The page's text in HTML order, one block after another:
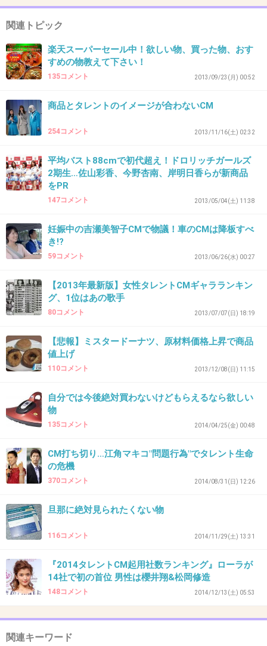
39. 匿名2015/02/22(日) 21:53:23
江角マキコは高校生の時からアルソアしか使わ
る
-3
40. 匿名2015/02/22(日) 21:53:29
皇潤の八千草薫さん
+255 -18
十年前かな
大学時代友達がツーカーの携帯使ってたんだけ
ど
サービス停止のお知らせみたいなのが来て
あゆ絶対ツーカー使ってないよ！
42. 匿名2015/02/22(日) 21:53:50
松たか子の食パンのCM。
43. 匿名2015/02/22(日) 21:53:53
使ってるわけないじゃん。
と。
関連トピック
楽天スーパーセール中！欲しい物、買った物、おす
すめの物教えて下さい！
135コメント 2013/09/23(月) 00:52
商品とタレントのイメージが合わないCM
254コメント 2013/11/16(土) 02:32
平均バスト88cmで初代超え！ドロリッチガールズ
2期生…佐山彩香、今野杏南、岸明日香らが新商品
をPR
147コメント 2013/05/04(土) 11:38
妊娠中の吉瀬美智子CMで物議！車のCMは降板すべ
き!?
59コメント 2013/06/26(水) 00:27
【2013年最新版】女性タレントCMギャラランキン
グ、1位はあの歌手
80コメント 2013/07/07(日) 18:19
【悲報】ミスタードーナツ、原材料価格上昇で商品
値上げ
110コメント 2013/12/08(日) 11:15
自分では今後絶対買わないけどもらえるなら欲しい
物
135コメント 2014/04/25(金) 00:48
CM打ち切り…江角マキコ"問題行為"でタレント生命
の危機
370コメント 2014/08/31(日) 12:26
旦那に絶対見られたくない物
116コメント 2014/11/29(土) 13:31
『2014タレントCM起用社数ランキング』ローラが
14社で初の首位 男性は櫻井翔&松岡修造
148コメント 2014/12/13(土) 05:53
関連キーワード